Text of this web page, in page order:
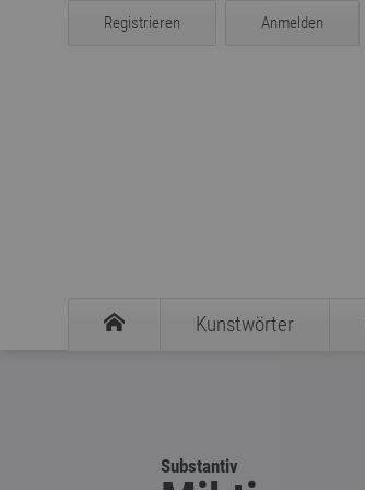
Registrieren Anmelden
Kunstwörter
Substantiv